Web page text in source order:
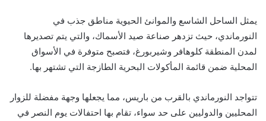
يمثل الساحل الشاسع والموانئ الحيوية مناطق جذب في
النورماندي، حيث تزدهر صناعة صيد الأسماك، والتي يتم تصديرها
لمدن المنطقة كلوهافر وشيربورغ، فتصبح متوفرة في الأسواق
المحلية ضمن قائمة المأكولات البحرية الطازجة التي تشتهر بها.
تتواجد النورماندي بالقرب من باريس، مما يجعلها وجهة مفضلة للزوار
المحليين والدوليين على حد سواء، تقام بها احتفالات يوم النصر في